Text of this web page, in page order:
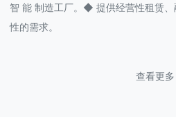
智 能 制造工厂。◆ 提供经营性租赁
性的需求。
查看更多